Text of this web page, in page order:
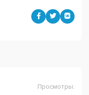
Просмотры: